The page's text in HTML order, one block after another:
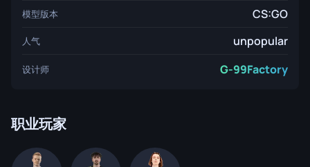
模型版本 CS:GO
人气 unpopular
设计师 G-99Factory
职业玩家